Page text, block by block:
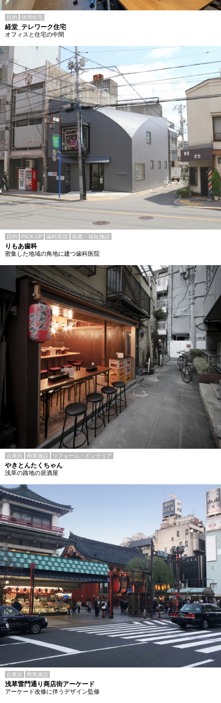
目的 併用住宅
経堂_テレワーク住宅
オフィスと住宅の中間
目的 PICK UP 歯科医院 医療・福祉施設
りもあ歯科
密集した地域の角地に建つ歯科医院
台東区 商業施設 リフォーム・インテリア
やきとんたくちゃん
浅草の路地の居酒屋
台東区 商業施設
浅草雷門通り商店街アーケード
アーケード改修に伴うデザイン監修